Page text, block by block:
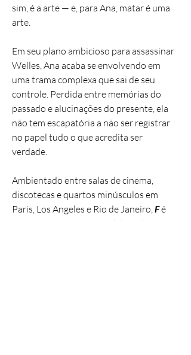
sim, é a arte — e, para Ana, matar é uma
arte.
Em seu plano ambicioso para assassinar
Welles, Ana acaba se envolvendo em
uma trama complexa que sai de seu
controle. Perdida entre memórias do
passado e alucinações do presente, ela
não tem escapatória a não ser registrar
no papel tudo o que acredita ser
verdade.
Ambientado entre salas de cinema,
discotecas e quartos minúsculos em
Paris, Los Angeles e Rio de Janeiro,Fé
um romance feroz que celebra, de forma